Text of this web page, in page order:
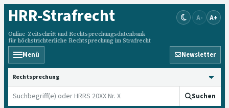
HRR-Strafrecht
Online-Zeitschrift und Rechtsprechungsdatenbank
für höchstrichterliche Rechtsprechung im Strafrecht
A- A+
Menü Newsletter
HRRS durchsuchen
Suchen